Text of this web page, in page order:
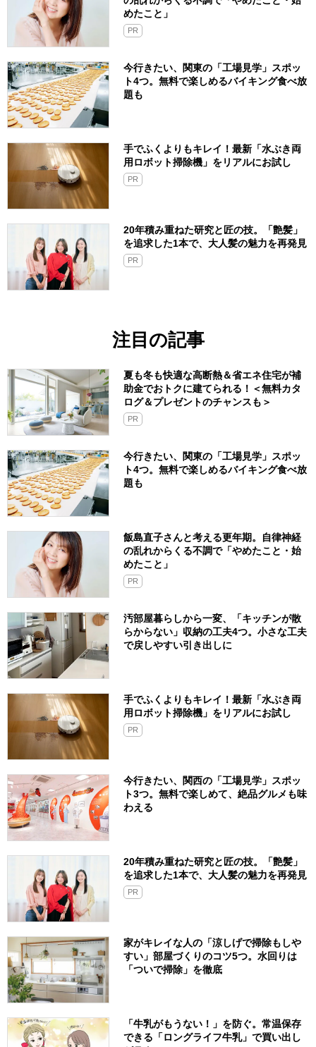
めたこと」
PR
今行きたい、関東の「工場見学」スポッ
ト4つ。無料で楽しめるバイキング食べ放
題も
手でふくよりもキレイ！最新「水ぶき両
用ロボット掃除機」をリアルにお試し
PR
20年積み重ねた研究と匠の技。「艶髪」
を追求した1本で、大人髪の魅力を再発見
PR
注目の記事
夏も冬も快適な高断熱＆省エネ住宅が補
助金でおトクに建てられる！＜無料カタ
ログ＆プレゼントのチャンスも＞
PR
今行きたい、関東の「工場見学」スポッ
ト4つ。無料で楽しめるバイキング食べ放
題も
飯島直子さんと考える更年期。自律神経
の乱れからくる不調で「やめたこと・始
めたこと」
PR
汚部屋暮らしから一変、「キッチンが散
らからない」収納の工夫4つ。小さな工夫
で戻しやすい引き出しに
手でふくよりもキレイ！最新「水ぶき両
用ロボット掃除機」をリアルにお試し
PR
今行きたい、関西の「工場見学」スポッ
ト3つ。無料で楽しめて、絶品グルメも味
わえる
20年積み重ねた研究と匠の技。「艶髪」
を追求した1本で、大人髪の魅力を再発見
PR
家がキレイな人の「涼しげで掃除もしや
すい」部屋づくりのコツ5つ。水回りは
「ついで掃除」を徹底
「牛乳がもうない！」を防ぐ。常温保存
できる「ロングライフ牛乳」で買い出し